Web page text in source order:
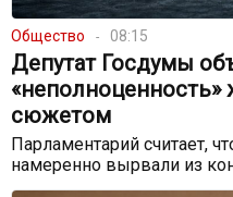
Общество 08:15
Депутат Госдумы
сюжетом
Парламентарий считает,
намеренно вырвали из